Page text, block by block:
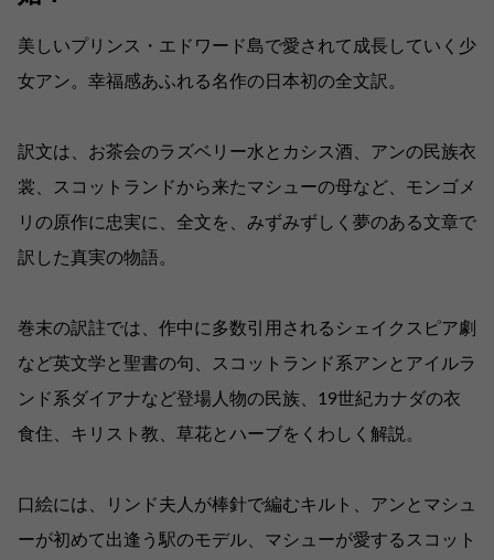
美しいプリンス・エドワード島で愛されて成長していく少
女アン。幸福感あふれる名作の日本初の全文訳。
訳文は、お茶会のラズベリー水とカシス酒、アンの民族衣
裳、スコットランドから来たマシューの母など、モンゴメ
リの原作に忠実に、全文を、みずみずしく夢のある文章で
訳した真実の物語。
巻末の訳註では、作中に多数引用されるシェイクスピア劇
など英文学と聖書の句、スコットランド系アンとアイルラ
ンド系ダイアナなど登場人物の民族、19世紀カナダの衣
食住、キリスト教、草花とハーブをくわしく解説。
口絵には、リンド夫人が棒針で編むキルト、アンとマシュ
ーが初めて出逢う駅のモデル、マシューが愛するスコット